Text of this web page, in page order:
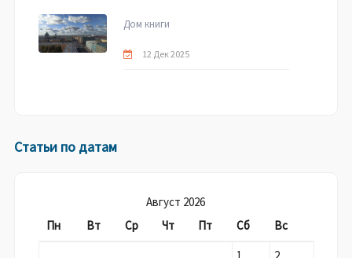
Дом книги
12 Дек 2025
Статьи по датам
Август 2026
Пн
Вт Ср Чт Пт Сб
Вс